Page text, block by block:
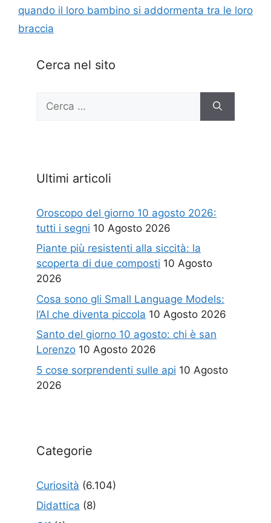
quando il loro bambino si addormenta tra le loro
braccia
Cerca nel sito
per:
Ultimi articoli
Oroscopo del giorno 10 agosto 2026:
tutti i segni 10 Agosto 2026
Piante più resistenti alla siccità: la
scoperta di due composti 10 Agosto
2026
Cosa sono gli Small Language Models:
l’AI che diventa piccola 10 Agosto 2026
Santo del giorno 10 agosto: chi è san
Lorenzo 10 Agosto 2026
5 cose sorprendenti sulle api 10 Agosto
2026
Categorie
Curiosità (6.104)
Didattica (8)